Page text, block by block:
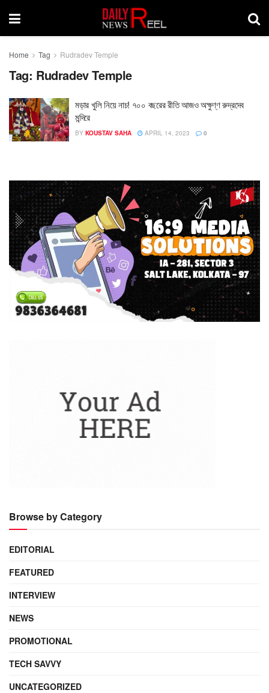
Home Tag Rudradev Temple
Tag: Rudradev Temple
মড়ার খুলি নিয়ে নাচ! ৭০০ বছরের রীতি আজও অক্ষুণ্ণ রুদ্রদেব
মন্দিরে
BY KOUSTAV SAHA APRIL 14, 2023 0
Browse by Category
EDITORIAL
FEATURED
INTERVIEW
NEWS
PROMOTIONAL
TECH SAVVY
UNCATEGORIZED